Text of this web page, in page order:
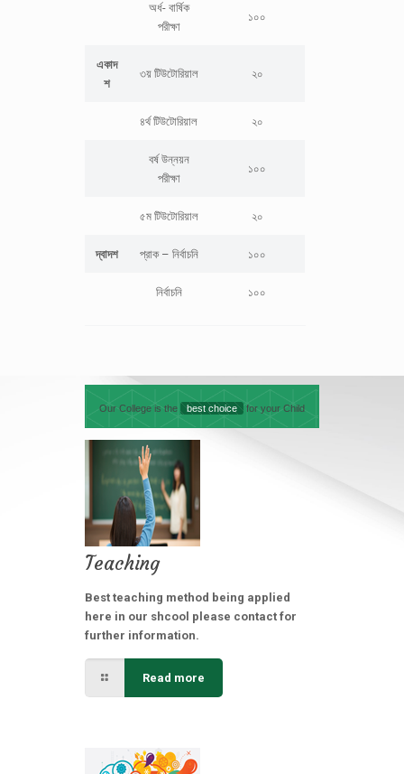
অর্ধ- বার্ষিক
পরীক্ষা
১০০
একাদ
শ
৩য় টিউটোরিয়াল ২০
৪র্থ টিউটোরিয়াল ২০
বর্ষ উন্নয়ন
পরীক্ষা
১০০
৫ম টিউটোরিয়াল ২০
দ্বাদশ প্রাক – নির্বাচনি ১০০
নির্বাচনি ১০০
Our College is the best choice for your Child
Teaching
Best teaching method being applied
here in our shcool please contact for
further information.
Read more